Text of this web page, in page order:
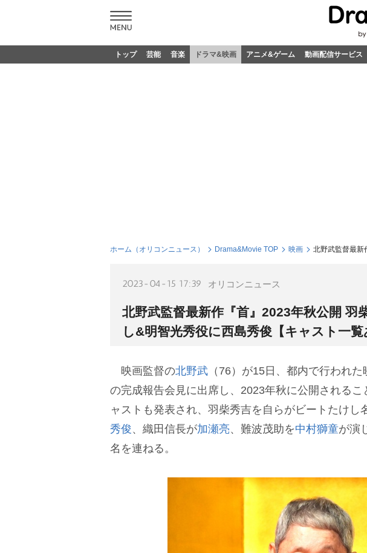
トップ 芸能 音楽 ドラマ&映画 アニメ&ゲーム 動画配信サービス
ホーム（オリコンニュース） Drama&Movie TOP 映画 北野武監督最新
2023-04-15 17:39 オリコンニュース
北野武監督最新作『首』2023年秋公開 羽
し&明智光秀役に西島秀俊【キャスト一覧
映画監督の北野武 （76）が15日、都内で行われ
の完成報告会見に出席し、2023年秋に公開される
ャストも発表され、羽柴秀吉を自らがビートたけし
秀俊、織田信長が加瀬亮、難波茂助を中村獅童が演
名を連ねる。